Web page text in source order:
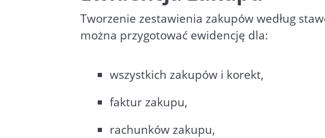
Tworzenie zestawienia zakupów według
można przygotować ewidencję dla:
wszystkich zakupów i korekt,
faktur zakupu,
rachunków zakupu,